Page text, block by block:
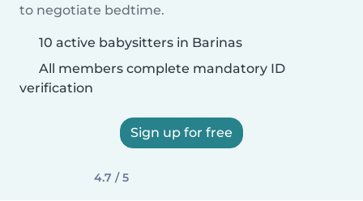
to negotiate bedtime.
10 active babysitters in Barinas
All members complete mandatory ID
verification
Sign up for free
4.7 / 5